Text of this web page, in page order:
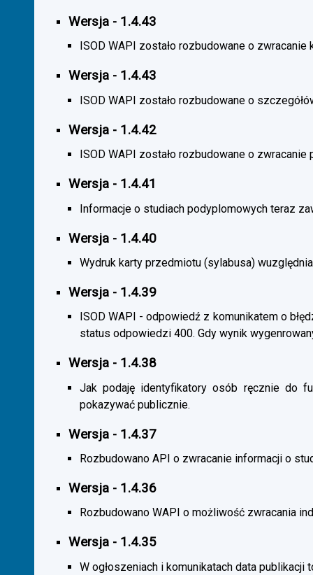
Wersja - 1.4.43
ISOD WAPI zostało rozbudowane o
Wersja - 1.4.43
ISOD WAPI zostało rozbudowane o
Wersja - 1.4.42
ISOD WAPI zostało rozbudowane o zwracanie
Wersja - 1.4.41
Informacje o studiach podyplomowych teraz
Wersja - 1.4.40
Wydruk karty przedmiotu (sylabusa)
Wersja - 1.4.39
ISOD WAPI - odpowiedź z komunikatem o
status odpowiedzi 400. Gdy wynik
Wersja - 1.4.38
Jak podaję identyfikatory osób ręcznie do
pokazywać publicznie.
Wersja - 1.4.37
Rozbudowano API o zwracanie informacji o
Wersja - 1.4.36
Rozbudowano WAPI o możliwość zwracania
Wersja - 1.4.35
W ogłoszeniach i komunikatach data